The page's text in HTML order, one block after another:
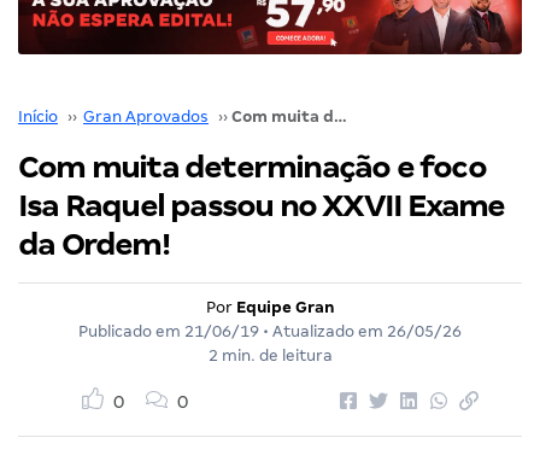
Início ›› Gran Aprovados ›› Com muita determinação e foco Isa Raquel passou no XXVII Exame da Ordem!
Com muita determinação e foco
Isa Raquel passou no XXVII Exame
da Ordem!
Por Equipe Gran
Publicado em 21/06/19 • Atualizado em 26/05/26
2 min. de leitura
0 0